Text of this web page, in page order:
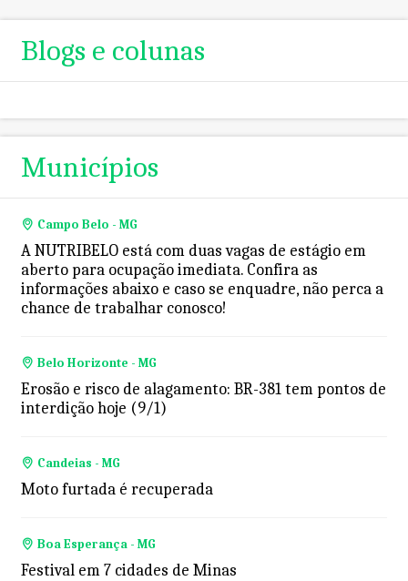
Blogs e colunas
Municípios
Campo Belo - MG
A NUTRIBELO está com duas vagas de estágio em
aberto para ocupação imediata. Confira as
informações abaixo e caso se enquadre, não perca a
chance de trabalhar conosco!
Belo Horizonte - MG
Erosão e risco de alagamento: BR-381 tem pontos de
interdição hoje (9/1)
Candeias - MG
Moto furtada é recuperada
Boa Esperança - MG
Festival em 7 cidades de Minas